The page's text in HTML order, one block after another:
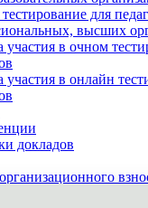
для
высших
участия в очном
участия в онлайн
докладов